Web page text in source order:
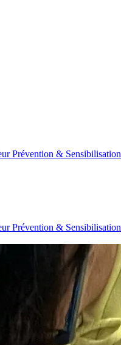
Prévention & Sensibilisation
Prévention & Sensibilisation